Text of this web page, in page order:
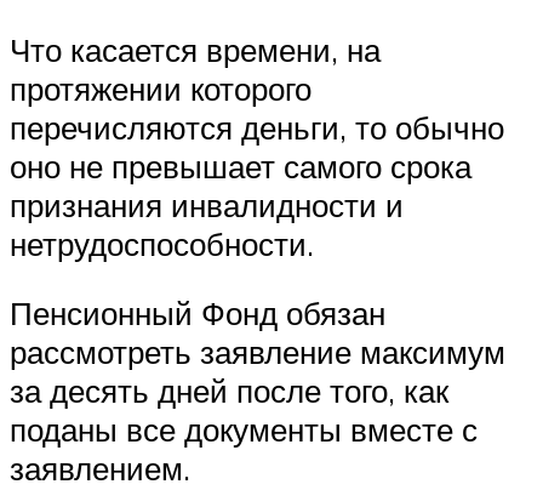
Что касается времени, на
протяжении которого
перечисляются деньги, то обычно
оно не превышает самого срока
признания инвалидности и
нетрудоспособности.
Пенсионный Фонд обязан
рассмотреть заявление максимум
за десять дней после того, как
поданы все документы вместе с
заявлением.